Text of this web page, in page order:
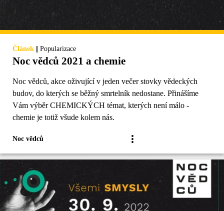
Článek | Popularizace
Noc vědců 2021 a chemie
Noc vědců, akce oživující v jeden večer stovky vědeckých
budov, do kterých se běžný smrtelník nedostane. Přinášíme
Vám výběr CHEMICKÝCH témat, kterých není málo -
chemie je totiž všude kolem nás.
Noc vědců